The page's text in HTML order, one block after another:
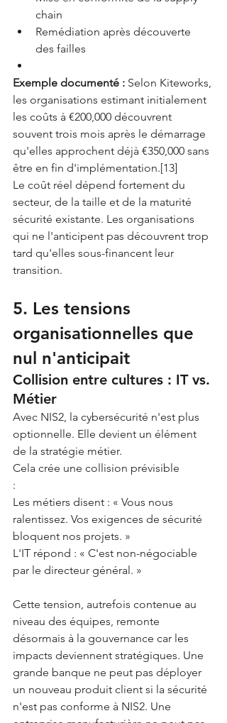
chain
Remédiation après découverte
des failles
Exemple documenté : Selon Kiteworks,
les organisations estimant initialement
les coûts à €200,000 découvrent
souvent trois mois après le démarrage
qu'elles approchent déjà €350,000 sans
être en fin d'implémentation.[13]
Le coût réel dépend fortement du
secteur, de la taille et de la maturité
sécurité existante. Les organisations
qui ne l'anticipent pas découvrent trop
tard qu'elles sous-financent leur
transition.
5. Les tensions
organisationnelles que
nul n'anticipait
Collision entre cultures : IT vs.
Métier
Avec NIS2, la cybersécurité n'est plus
optionnelle. Elle devient un élément
de la stratégie métier.
Cela crée une collision prévisible
:
Les métiers disent : « Vous nous
ralentissez. Vos exigences de sécurité
bloquent nos projets. »
L'IT répond : « C'est non-négociable
par le directeur général. »
Cette tension, autrefois contenue au
niveau des équipes, remonte
désormais à la gouvernance car les
impacts deviennent stratégiques. Une
grande banque ne peut pas déployer
un nouveau produit client si la sécurité
n'est pas conforme à NIS2. Une